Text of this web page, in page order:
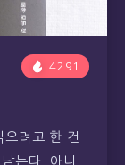
4291
으려고 한 건
는다. 아니,